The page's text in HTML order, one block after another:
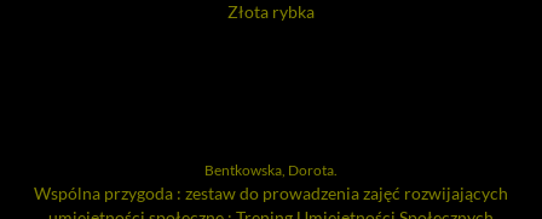
Złota rybka
Bentkowska, Dorota.
Wspólna przygoda : zestaw do prowadzenia zajęć rozwijających